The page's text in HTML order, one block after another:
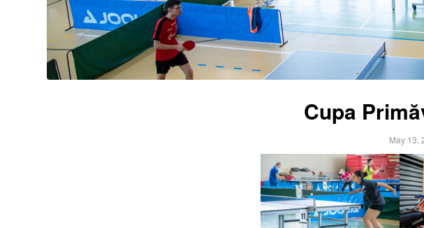
Cupa
May 13,